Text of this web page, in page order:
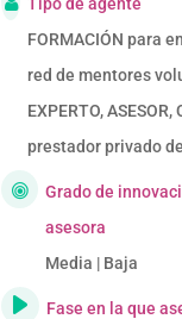
FORMACIÓN para
red de mentores
EXPERTO,
prestador privado
Grado de
asesora
Media | Baja
Fase en la que